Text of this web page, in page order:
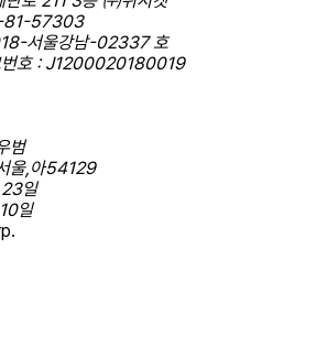
81-57303
서울강남-02337 호
번호 : J1200020180019
범
울,아54129
일
일